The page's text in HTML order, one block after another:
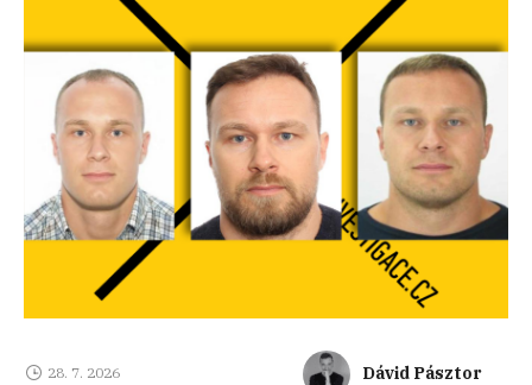
28. 7. 2026 Dávid Pásztor